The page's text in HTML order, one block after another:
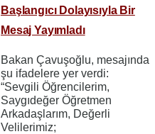
Başlangıcı Dolayısıyla Bir
Mesaj Yayımladı
Bakan Çavuşoğlu, mesajında
şu ifadelere yer verdi:
“Sevgili Öğrencilerim,
Saygıdeğer Öğretmen
Arkadaşlarım, Değerli
Velilerimiz;